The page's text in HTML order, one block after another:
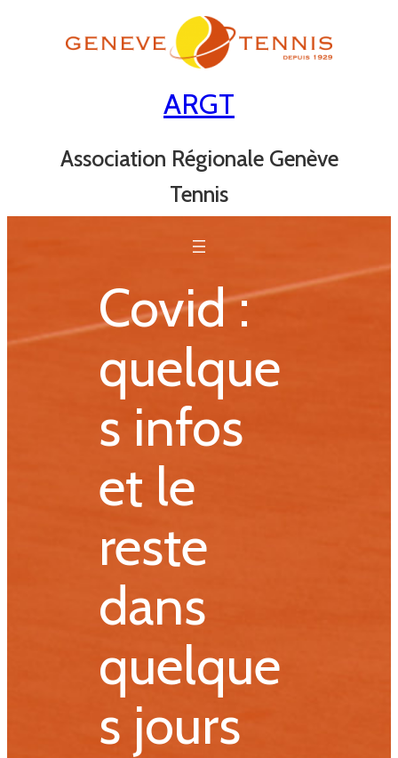
ARGT
Association Régionale Genève
Tennis
Covid :
quelque
s infos
et le
reste
dans
quelque
s jours